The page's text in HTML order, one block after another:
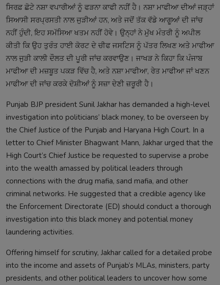
ਸਿਰਫ਼ ਛੋਟੇ ਨਸ਼ਾ ਵਪਾਰੀਆਂ ਨੂੰ ਫੜਨਾ ਕਾਫੀ ਨਹੀਂ ਹੈ। ਨਸ਼ਾ ਮਾਫੀਆ ਦੀਆਂ ਜੜ੍ਹਾਂ
ਸਿਆਸੀ ਸਰਪ੍ਰਸਤੀ ਨਾਲ ਜੁੜੀਆਂ ਹਨ, ਅਤੇ ਜਦੋਂ ਤੱਕ ਵੱਡੇ ਆਗੂਆਂ ਦੀ ਜਾਂਚ
ਨਹੀਂ ਹੁੰਦੀ, ਇਹ ਸਮੱਸਿਆ ਖਤਮ ਨਹੀਂ ਹੋਵੇ। ਉਨ੍ਹਾਂ ਨੇ ਮੁੱਖ ਮੰਤਰੀ ਨੂੰ ਅਪੀਲ
ਕੀਤੀ ਕਿ ਉਹ ਤੁਰੰਤ ਹਾਈ ਕੋਰਟ ਦੇ ਚੀਫ ਜਸਟਿਸ ਨੂੰ ਪੱਤਰ ਲਿਖਣ ਅਤੇ ਮਾਫੀਆ
ਨਾਲ ਜੁੜੀ ਕਾਲੀ ਦੌਲਤ ਦੀ ਪੂਰੀ ਜਾਂਚ ਕਰਵਾਉਣ। ਜਾਖੜ ਨੇ ਕਿਹਾ ਕਿ ਪੰਜਾਬ
ਮਾਫੀਆ ਦੀ ਮਜ਼ਬੂਤ ਪਕੜ ਵਿੱਚ ਹੈ, ਅਤੇ ਨਸ਼ਾ ਮਾਫੀਆ, ਰੇਤ ਮਾਫੀਆ ਜਾਂ ਖਣਨ
ਮਾਫੀਆ ਦੀ ਜਾਂਚ ਕਰਕੇ ਦੋਸ਼ੀਆਂ ਨੂੰ ਸਜ਼ਾ ਦੇਣੀ ਜ਼ਰੂਰੀ ਹੈ।
Punjab BJP president Sunil Jakhar has demanded a high-level
investigation into politicians’ black money, to be overseen by
the Chief Justice of the Punjab and Haryana High Court. In a
letter to Chief Minister Bhagwant Mann, Jakhar urged that the
High Court’s Chief Justice be requested to supervise a probe
into the wealth amassed by political leaders through
connections with the drug mafia, sand mafia, and other
criminal networks. He suggested that a credible agency like
the Enforcement Directorate (ED) should conduct a thorough
investigation into this black money and potential money
laundering activities.
Offering himself for scrutiny, Jakhar called for a detailed probe
into the income and assets of Punjab’s MLAs, ministers, party
presidents, and other political leaders to uncover how some